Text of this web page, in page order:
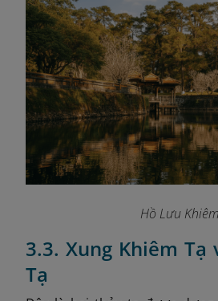
Hồ Lưu Khiêm
3.3. Xung Khiêm Tạ
Tạ